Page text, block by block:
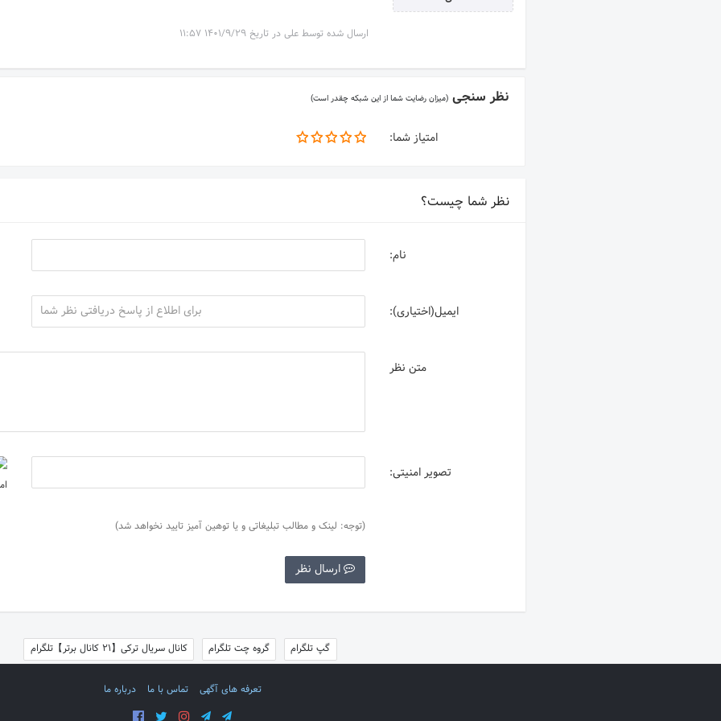
ارسال شده توسط علی در تاریخ 1401/9/29 11:57
نظر سنجی(میزان رضایت شما از این شبکه چقدر است)
امتیاز شما:
نظر شما چیست؟
نام:
ایمیل(اختیاری):
متن نظر
تصویر امنیتی:
(توجه: لینک و مطالب تبلیغاتی و یا توهین آمیز تایید نخواهد شد)
ارسال نظر
گپ تلگرام گروه چت تلگرام کانال سریال ترکی【21 کانال برتر】تلگرام
تعرفه های آگهی تماس با ما درباره ما